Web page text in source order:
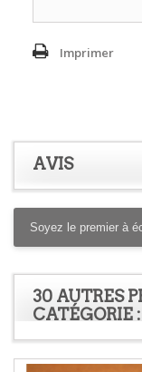
Imprimer
AVIS
Soyez le premier à
30 AUTRES
CATÉGORIE :